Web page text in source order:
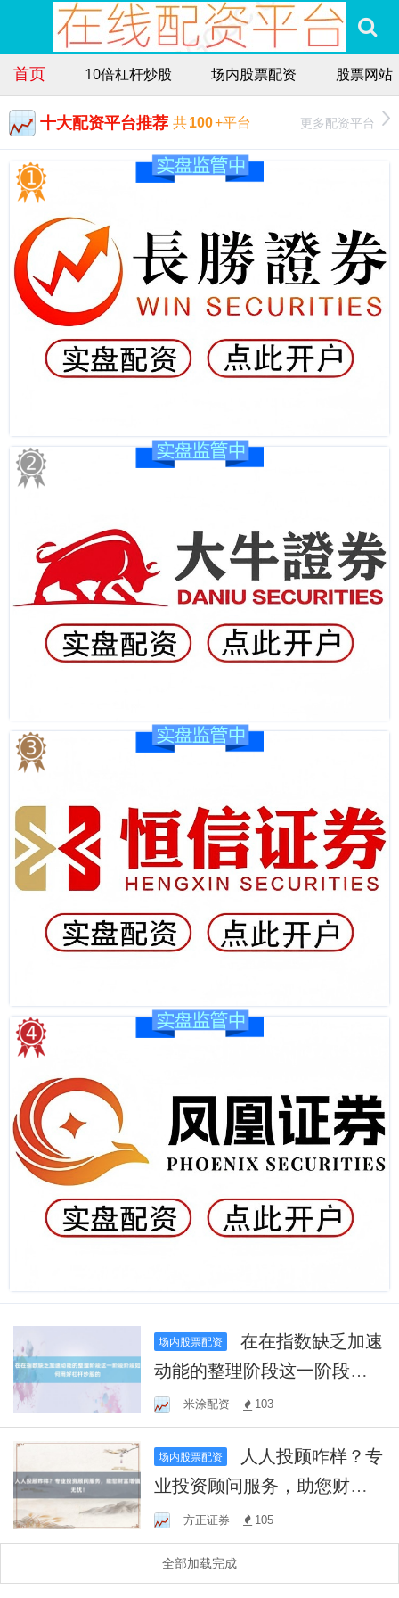
首页 10倍杠杆炒股 场内股票配资 股票网站
十大配资平台推荐 共100+平台 更多配资平台
场内股票配资
在在指数缺乏加速
动能的整理阶段这一阶段阶
段如何用好杠杆炒股的
米涂配资 103
场内股票配资
业投资顾问服务，助您财富
增值无忧！
方正证券 105
全部加载完成